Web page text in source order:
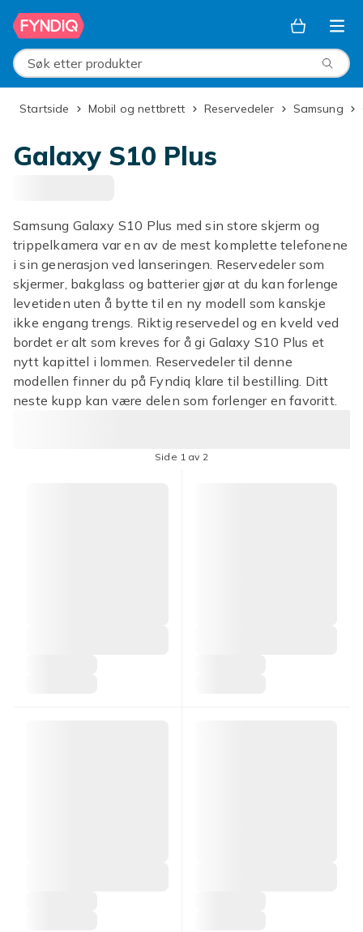
Hopp til hovedinnhold
Søk etter produkter
Startside Mobil og nettbrett Reservedeler Samsung
Galaxy S10 Plus
Samsung Galaxy S10 Plus med sin store skjerm og
trippelkamera var en av de mest komplette telefonene
i sin generasjon ved lanseringen. Reservedeler som
skjermer, bakglass og batterier gjør at du kan forlenge
levetiden uten å bytte til en ny modell som kanskje
ikke engang trengs. Riktig reservedel og en kveld ved
bordet er alt som kreves for å gi Galaxy S10 Plus et
nytt kapittel i lommen. Reservedeler til denne
modellen finner du på Fyndiq klare til bestilling. Ditt
neste kupp kan være delen som forlenger en favoritt.
Side 1 av 2